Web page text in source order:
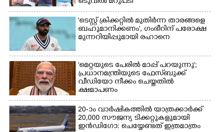
'ടെസ്റ്റ് ക്രിക്കറ്റിൽ മുതിർന്ന താരങ്ങളെ
ബഹുമാനിക്കണം', ഗംഭീറിന് പരോക്ഷ
മുന്നറിയിപ്പുമായി രഹാനെ
'മെറ്റയുടെ പേരിൽ മാപ്പ് പറയുന്നു';
പ്രധാനമന്ത്രിയുടെ ഫേസ്‌ബുക്ക്
വീഡിയോ നീക്കം ചെയ്തതിൽ
ക്ഷമാപണം
20-ാം വാർഷികത്തിൽ യാത്രക്കാർക്ക്
20,000 സൗജന്യ ടിക്കറ്റുകളുമായി
ഇൻഡിഗോ: ചെയ്യേണ്ടത് ഇത്രമാത്രം
Copy Link